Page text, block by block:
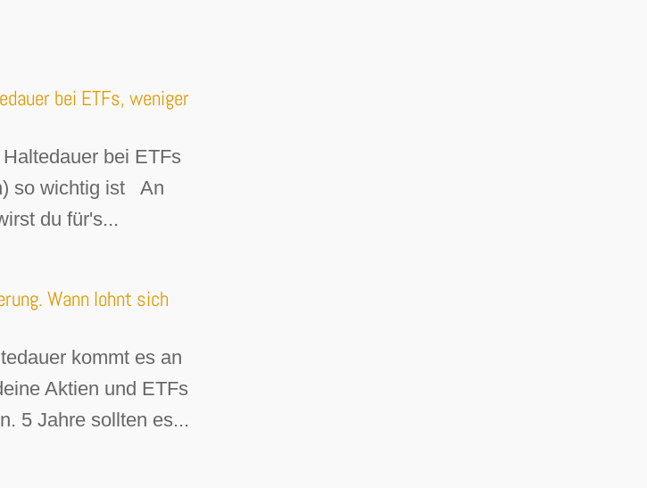
bei ETFs, weniger
bei ETFs
so wichtig ist An
du für's...
Wann lohnt sich
kommt es an
Aktien und ETFs
5 Jahre sollten es...